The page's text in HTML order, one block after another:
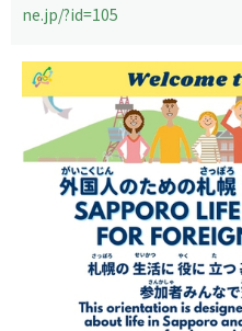
ne.jp/?id=105